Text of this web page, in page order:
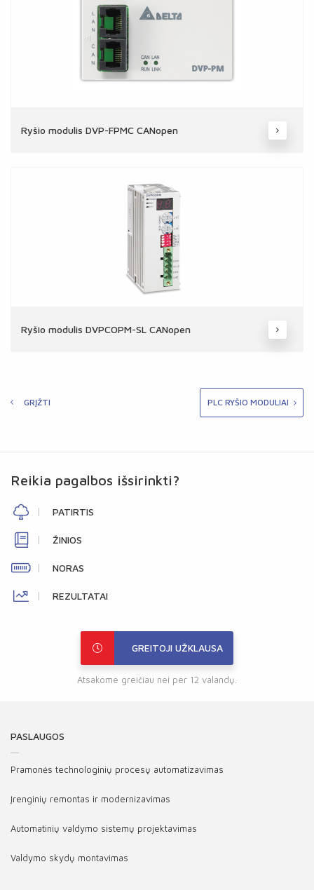
Ryšio modulis DVP-FPMC CANopen
Ryšio modulis DVPCOPM-SL CANopen
GRĮŽTI PLC RYŠIO MODULIAI
Reikia pagalbos išsirinkti?
PATIRTIS
ŽINIOS
NORAS
REZULTATAI
GREITOJI UŽKLAUSA
Atsakome greičiau nei per 12 valandų.
PASLAUGOS
Pramonės technologinių procesų automatizavimas
Įrenginių remontas ir modernizavimas
Automatinių valdymo sistemų projektavimas
Valdymo skydų montavimas